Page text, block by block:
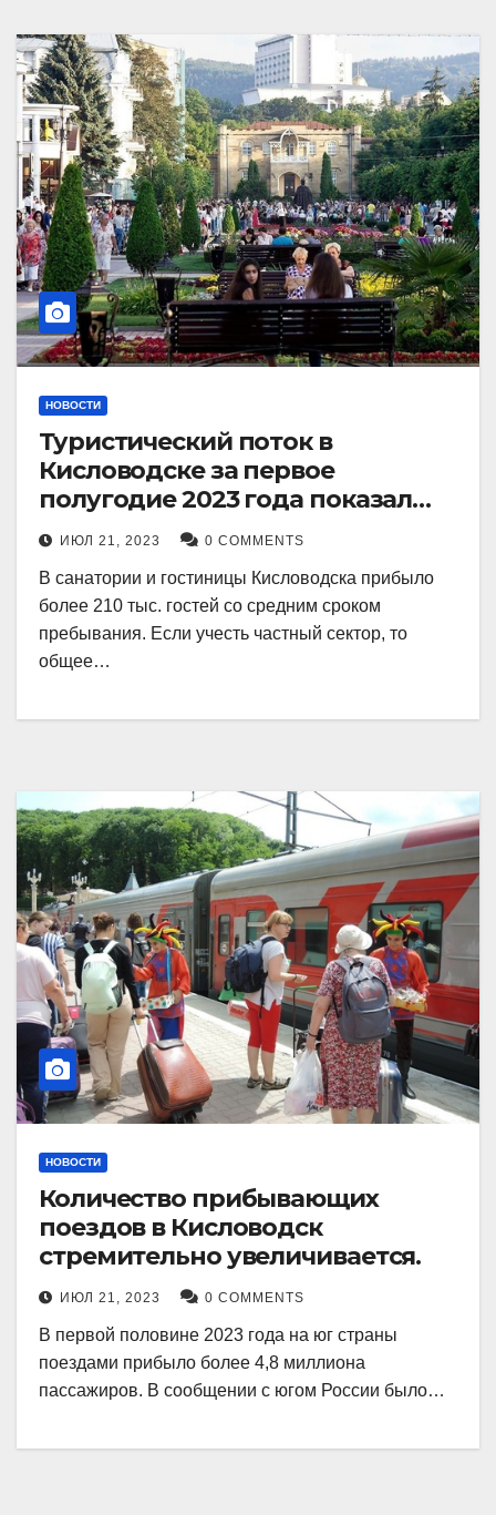
НОВОСТИ
Туристический поток в
Кисловодске за первое
полугодие 2023 года показал
рекордный рост в 21 процент.
ИЮЛ 21, 2023 0 COMMENTS
В санатории и гостиницы Кисловодска прибыло
более 210 тыс. гостей со средним сроком
пребывания. Если учесть частный сектор, то
общее…
НОВОСТИ
Количество прибывающих
поездов в Кисловодск
стремительно увеличивается.
ИЮЛ 21, 2023 0 COMMENTS
В первой половине 2023 года на юг страны
поездами прибыло более 4,8 миллиона
пассажиров. В сообщении с югом России было…